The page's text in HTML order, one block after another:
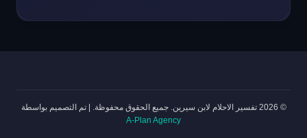
© 2026 تفسير الاحلام لابن سيرين. جميع الحقوق محفوظة. |تم التصميم بواسطة
A-Plan Agency